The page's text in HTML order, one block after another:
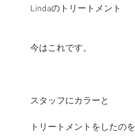
Lindaのトリートメント
今はこれです。
スタッフにカラーと
トリートメントをしたのを